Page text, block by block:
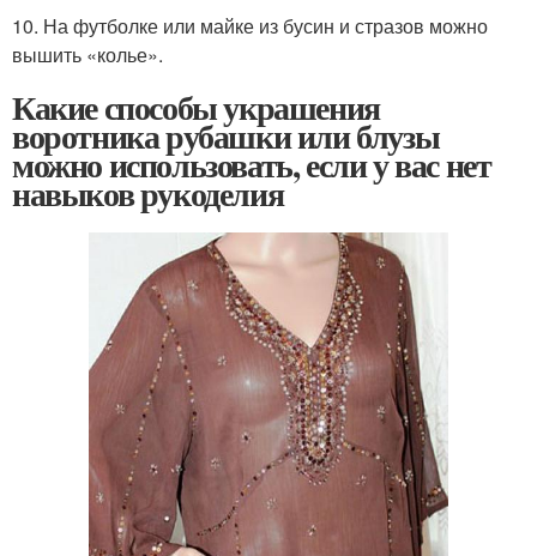
10. На футболке или майке из бусин и стразов можно
вышить «колье».
Какие способы украшения
воротника рубашки или блузы
можно использовать, если у вас нет
навыков рукоделия